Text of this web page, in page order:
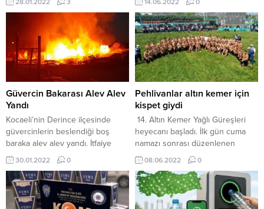
Belediyesi, vatandaşın hayatına
değer katacak ulaşım yatırımlarını
da sürdürüyor. Çayırova TEM
bağlantı yolu üzerinde yer alan
Turgut Özal Köprüsü’ne ilave
olarak yapılacak köprü için
ihale gerçekleştirildi. Bölgede
yaşayan vatandaşların ve esnafın
taleplerini geri çevirmeyen
Kocaeli Büyükşehir Belediyesi
Başkanı Doç. Dr. Tahir Büyükakın
tarafından...
28.01.2022 3
özellikleriyle Mavi Vatandaki
filonun en güçlüsü olarak görev
yapacak.
14.06.2022 0
Güvercin Bakarası Alev Alev
Yandı
Kocaeli’nin Derince ilçesinde
güvercinlerin beslendiği boş
baraka alev alev yandı. İtfaiye
ekipleri tarafından yangın
söndürülürken, güvercinlerin bir
süre önce başka bir yere
taşındığı öğrenildi. Derince
Sırrıpaşa Mahallesi Acar Sokak
30.01.2022 0
Pehlivanlar altın kemer için
kispet giydi
14. Altın Kemer Yağlı Güreşleri
heyecanı başladı. İlk gün cuma
namazı sonrası düzenlenen
kortejle başpehlivanlar
Cumhuriyet Bulvarında yürüyerek
hem organizasyonun startını
vermiş hem de Kocaeli halkını
güreşleri izlemeye davet etmişti.
08.06.2022 0